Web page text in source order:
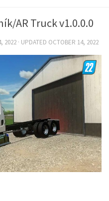
AR Truck v1.0.0.0
2022 · UPDATED OCTOBER 14, 2022